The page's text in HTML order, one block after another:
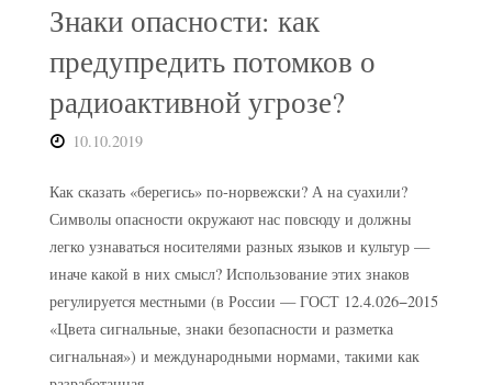
РАО"
Знаки опасности: как
предупредить потомков о
радиоактивной угрозе?
10.10.2019
Как сказать «берегись» по‑норвежски? А на суахили?
Символы опасности окружают нас повсюду и должны
легко узнаваться носителями разных языков и культур —
иначе какой в них смысл? Использование этих знаков
регулируется местными (в России — ГОСТ 12.4.026−2015
«Цвета сигнальные, знаки безопасности и разметка
сигнальная») и международными нормами, такими как